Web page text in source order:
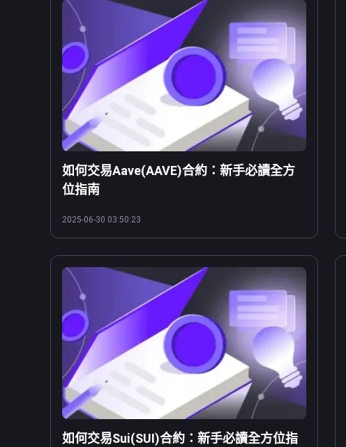
如何交易Aave(AAVE)合約：新手必讀全方
位指南
2025-06-30 03:50:23
如何交易Sui(SUI)合約：新手必讀全方位指